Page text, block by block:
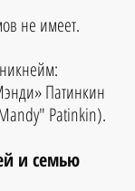
не имеет.
Патинкин
Patinkin).
и семью